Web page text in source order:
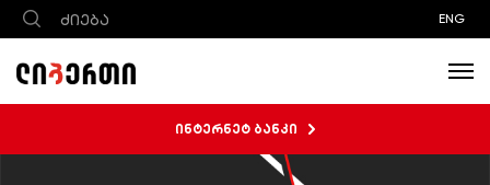
ENG
ინტერნეტ ბანკი